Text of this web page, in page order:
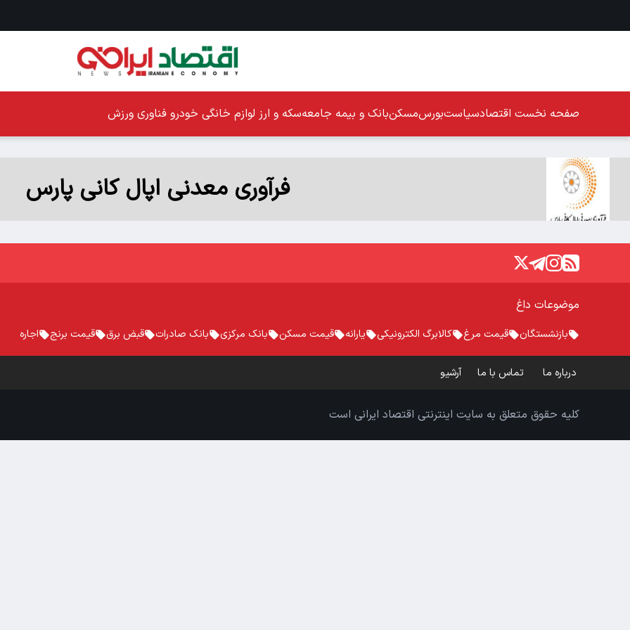
صفحه نخست اقتصادسیاستبورسمسکنبانک و بیمه جامعهسکه و ارز لوازم خانگی خودرو فناوری ورزش
فرآوری معدنی اپال کانی پارس
موضوعات داغ
بازنشستگان قیمت مرغ کالابرگ الکترونیکی یارانه قیمت مسکن بانک مرکزی بانک صادرات قبض برق قیمت برنج اجاره
درباره ما تماس با ما آرشیو
کلیه حقوق متعلق به سایت اینترنتی اقتصاد ایرانی است